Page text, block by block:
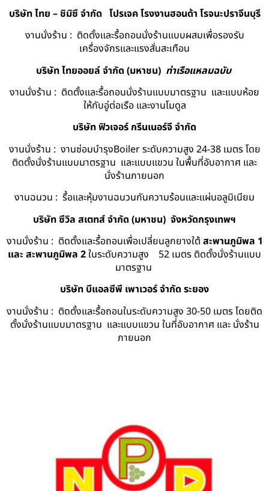
บริษัท ไทย – ชิมิซึ จำกัด โปรเจค โรงงานฮอนด้า โรจนะปราจีนบุรี
งานนั่งร้าน : ติดตั้งและรื้อถอนนั่งร้านแบบผสมเพื่อรองรับ
เครื่องจักรและแรงสั่นสะเทือน
บริษัท ไทยออยล์ จํากัด (มหาชน) ท่าเรือแหลมฉบับ
งานนั่งร้าน : ติดตั้งและรื้อถอนนั่งร้านแบบมาตรฐาน และแบบห้อย
ให้กับอู่ต่อเรือ และงานโมดูล
บริษัท ฟิวเจอร์ กรีนเนอร์จี จำกัด
งานนั่งร้าน : งานซ่อมบำรุงBoiler ระดับความสูง 24-38 เมตร โดย
ติดตั้งนั่งร้านแบบมาตรฐาน และแบบแขวน ในพื้นที่อับอากาศ และ
นั่งร้านภายนอก
งานฉนวน : รื้อและหุ้มงานฉนวนกันความร้อนและแผ่นอลูมิเนียม
บริษัท ซีวิล สเตทส์ จำกัด (มหาชน) จังหวัดกรุงเทพฯ
งานนั่งร้าน : ติดตั้งและรื้อถอนเพื่อเปลี่ยนลูกยางใต้ สะพานภูมิพล 1
และ สะพานภูมิพล 2ในระดับความสูง 52 เมตร ติดตั้งนั่งร้านแบบ
มาตรฐาน
บริษัท บีแอลซีพี เพาเวอร์ จำกัด ระยอง
งานนั่งร้าน : ติดตั้งและรื้อถอนในระดับความสูง 30-50 เมตร โดยติด
ตั้งนั่งร้านแบบมาตรฐาน และแบบแขวน ในที่อับอากาศ และ นั่งร้าน
ภายนอก